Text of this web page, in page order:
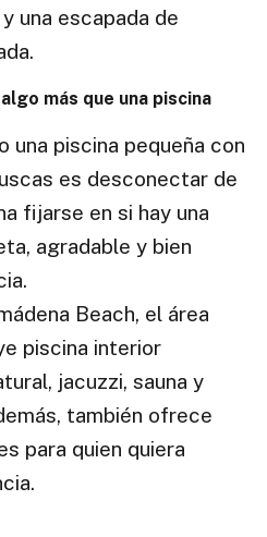
una escapada de
más que una piscina
una piscina pequeña con
es desconectar de
fijarse en si hay una
agradable y bien
Beach, el área
piscina interior
jacuzzi, sauna y
también ofrece
para quien quiera